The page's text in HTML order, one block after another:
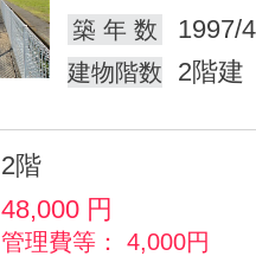
築 年 数
1997/
建物階数 2階建
2階
48,000 円
管理費等： 4,000円